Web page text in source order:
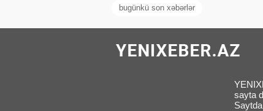
bugünkü son xəbərlər
sayta